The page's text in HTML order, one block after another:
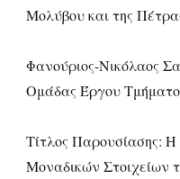
Μολύβου και της
Φανούριος-Νικόλαος
Ομάδας Έργου
Τίτλος Παρουσίασης:
Μοναδικών Στοιχείων